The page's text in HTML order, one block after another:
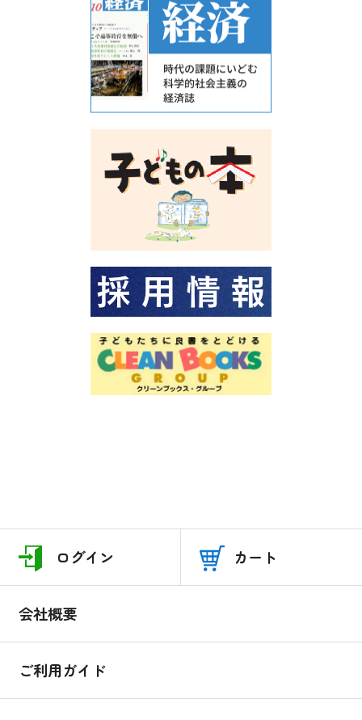
ログイン カート
会社概要
ご利用ガイド